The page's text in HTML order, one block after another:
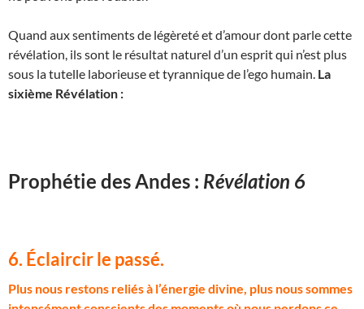
Quand aux sentiments de légèreté et d’amour dont parle cette
révélation, ils sont le résultat naturel d’un esprit qui n’est plus
sous la tutelle laborieuse et tyrannique de l’ego humain. La
sixième Révélation :
Prophétie des Andes : Révélation 6
6. Éclaircir le passé.
Plus nous restons reliés à l’énergie divine, plus nous sommes